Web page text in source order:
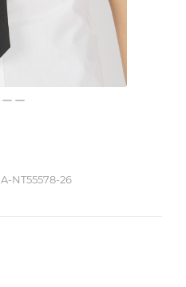
A-NT55578-26